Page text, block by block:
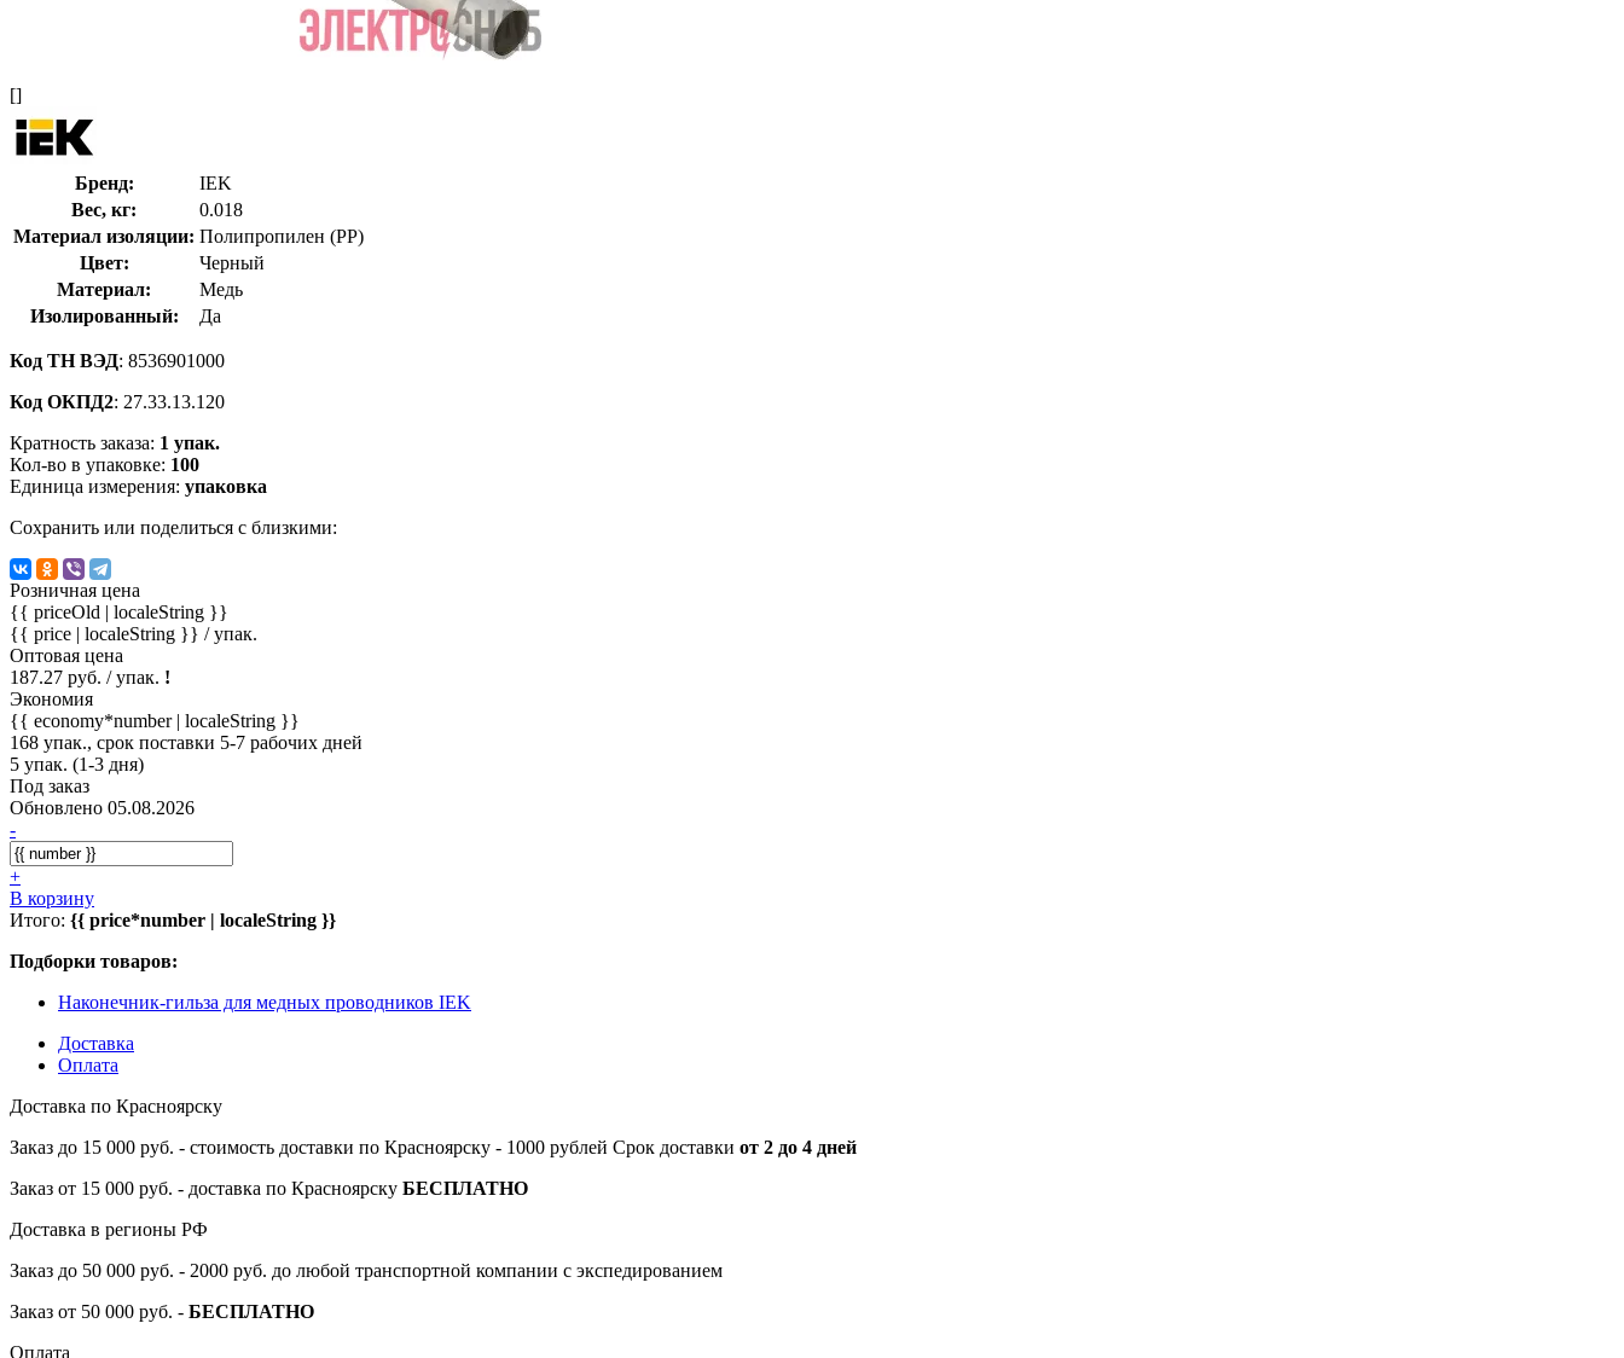
[]
Бренд:
IEK
Вес, кг:
0.018
Материал изоляции: Полипропилен (PP)
Цвет:
Черный
Материал:
Медь
Изолированный:
Да
Код ТН ВЭД: 8536901000
Код ОКПД2: 27.33.13.120
Кратность заказа: 1 упак.
Кол-во в упаковке: 100
Единица измерения: упаковка
Сохранить или поделиться с близкими:
Розничная цена
{{ priceOld | localeString }}
{{ price | localeString }} / упак.
Оптовая цена
187.27 руб. / упак. !
Экономия
{{ economy*number | localeString }}
168 упак., срок поставки 5-7 рабочих дней
5 упак. (1-3 дня)
Под заказ
Обновлено 05.08.2026
-
+
В корзину
Итого: {{ price*number | localeString }}
Подборки товаров:
Наконечник-гильза для медных проводников IEK
Доставка
Оплата
Доставка по Красноярску
Заказ до 15 000 руб. - стоимость доставки по Красноярску - 1000 рублей Срок доставки от 2 до 4 дней
Заказ от 15 000 руб. - доставка по Красноярску БЕСПЛАТНО
Доставка в регионы РФ
Заказ до 50 000 руб. - 2000 руб. до любой транспортной компании с экспедированием
Заказ от 50 000 руб. - БЕСПЛАТНО
Оплата